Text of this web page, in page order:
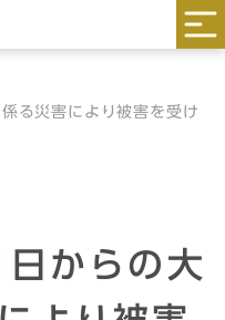
る災害により被害を受け
からの大